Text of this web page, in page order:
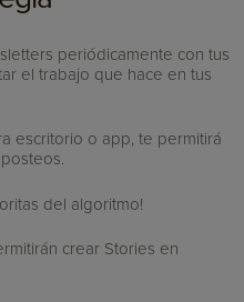
periódicamente con tus
el trabajo que hace en tus
escritorio o app, te permitirá
del algoritmo!
crear Stories en